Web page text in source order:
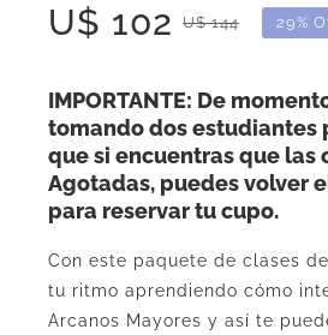
U$144El
era:
U$
144.
U$ 102
El
es:
U$
102.
29%
IMPORTANTE: De
tomando dos estudiantes
que si encuentras que las
Agotadas, puedes volver
para reservar tu cupo.
Con este paquete de clases
tu ritmo aprendiendo cómo
Arcanos Mayores y así te